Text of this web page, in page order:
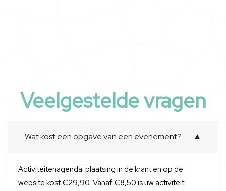
Veelgestelde vragen
Wat kost een opgave van een evenement? ▼
Activiteitenagenda: plaatsing in de krant en op de
website kost €29,90. Vanaf €8,50 is uw activiteit